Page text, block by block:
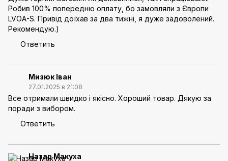
Робив 100% попередню оплату, бо замовляли з Європи
LVOA-S. Привід доїхав за два тижні, я дуже задоволений.
Рекомендую.)
Ответить
Мизюк Іван
27.01.2025 в 21:08
Все отримали швидко і якісно. Хороший товар. Дякую за
поради з вибором.
Ответить
Назар Макуха